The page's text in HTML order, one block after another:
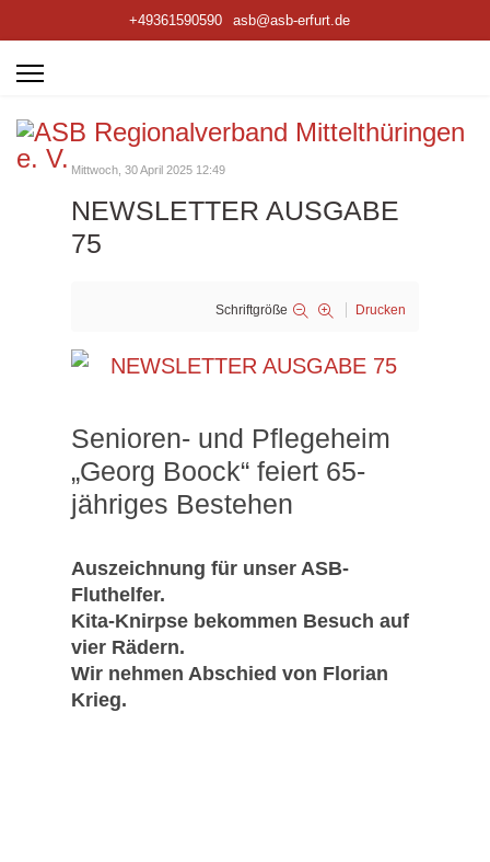
+49361590590 asb@asb-erfurt.de
Mittwoch, 30 April 2025 12:49
NEWSLETTER AUSGABE
75
Schriftgröße Drucken
Senioren- und Pflegeheim
„Georg Boock“ feiert 65-
jähriges Bestehen
Auszeichnung für unser ASB-
Fluthelfer.
Kita-Knirpse bekommen Besuch auf
vier Rädern.
Wir nehmen Abschied von Florian
Krieg.